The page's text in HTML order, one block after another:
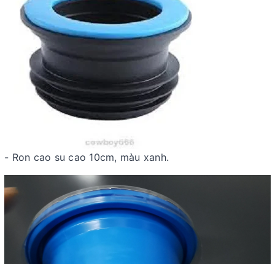
- Ron cao su cao 10cm, màu xanh.